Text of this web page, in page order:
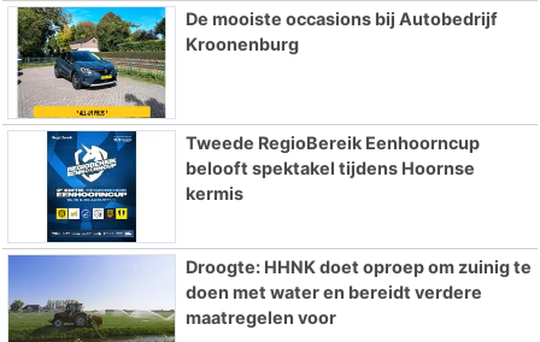
De mooiste occasions bij Autobedrijf
Kroonenburg
Tweede RegioBereik Eenhoorncup
belooft spektakel tijdens Hoornse
kermis
Droogte: HHNK doet oproep om zuinig te
doen met water en bereidt verdere
maatregelen voor